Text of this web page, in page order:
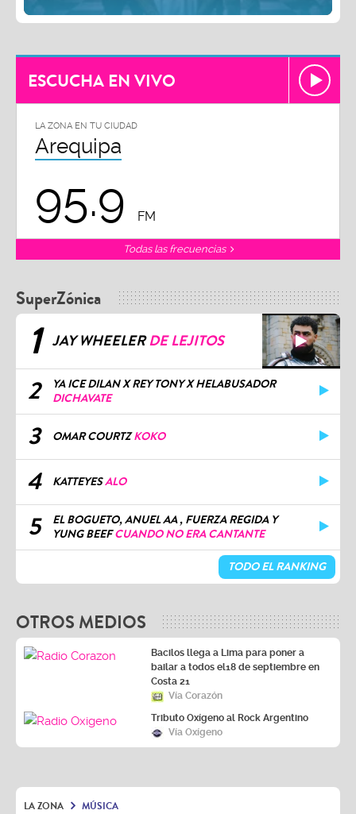
ESCUCHA EN VIVO
LA ZONA EN TU CIUDAD
Arequipa
95.9 FM
Todas las frecuencias
SuperZónica
1 JAY WHEELERDE LEJITOS
2
YA ICE DILAN X REY TONY X HELABUSADOR
DICHAVATE
3 OMAR COURTZKOKO
4 KATTEYESALO
5
EL BOGUETO, ANUEL AA , FUERZA REGIDA Y
YUNG BEEFCUANDO NO ERA CANTANTE
TODO EL RANKING
OTROS MEDIOS
Bacilos llega a Lima para poner a
bailar a todos el18 de septiembre en
Costa 21
Vía Corazón
Tributo Oxígeno al Rock Argentino
Vía Oxígeno
LA ZONA MÚSICA